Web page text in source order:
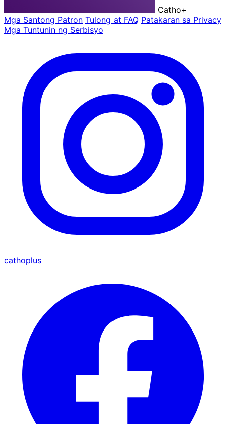
Catho+
Mga Santong Patron Tulong at FAQ Patakaran sa Privacy
Mga Tuntunin ng Serbisyo
cathoplus